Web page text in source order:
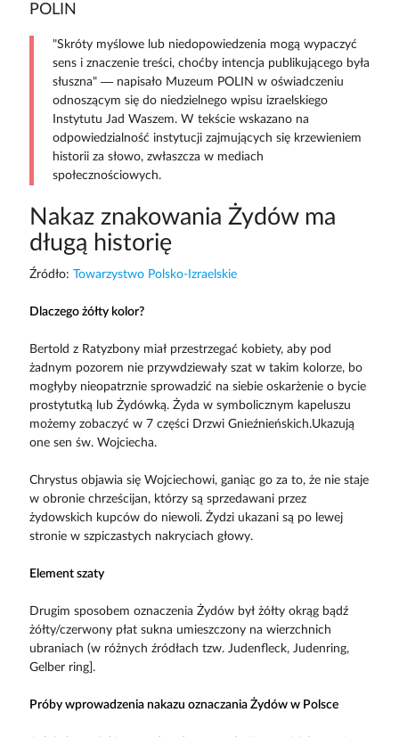
POLIN
"Skróty myślowe lub niedopowiedzenia mogą wypaczyć
sens i znaczenie treści, choćby intencja publikującego była
słuszna" — napisało Muzeum POLIN w oświadczeniu
odnoszącym się do niedzielnego wpisu izraelskiego
Instytutu Jad Waszem. W tekście wskazano na
odpowiedzialność instytucji zajmujących się krzewieniem
historii za słowo, zwłaszcza w mediach
społecznościowych.
Nakaz znakowania Żydów ma
długą historię
Źródło: Towarzystwo Polsko-Izraelskie
Dlaczego żółty kolor?
Bertold z Ratyzbony miał przestrzegać kobiety, aby pod
żadnym pozorem nie przywdziewały szat w takim kolorze, bo
mogłyby nieopatrznie sprowadzić na siebie oskarżenie o bycie
prostytutką lub Żydówką. Żyda w symbolicznym kapeluszu
możemy zobaczyć w 7 części Drzwi Gnieźnieńskich.Ukazują
one sen św. Wojciecha.
Chrystus objawia się Wojciechowi, ganiąc go za to, że nie staje
w obronie chrześcijan, którzy są sprzedawani przez
żydowskich kupców do niewoli. Żydzi ukazani są po lewej
stronie w szpiczastych nakryciach głowy.
Element szaty
Drugim sposobem oznaczenia Żydów był żółty okrąg bądź
żółty/czerwony płat sukna umieszczony na wierzchnich
ubraniach (w różnych źródłach tzw. Judenfleck, Judenring,
Gelber ring].
Próby wprowadzenia nakazu oznaczania Żydów w Polsce